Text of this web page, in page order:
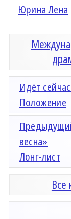
Юрина Лена
Идёт
Положение
весна»
Лонг-лист
Все